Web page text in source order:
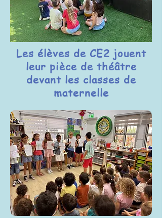
Les élèves de CE2 jouent
leur pièce de théâtre
devant les classes de
maternelle